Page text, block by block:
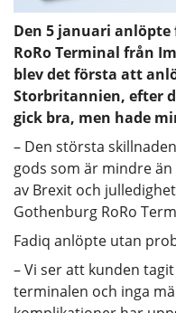
Den 5 januari
RoRo Terminal från
blev det första att
Storbritannien, efter
gick bra, men hade
– Den största
gods som är mindre
av Brexit och
Gothenburg RoRo
Fadiq anlöpte utan
– Vi ser att kunden
terminalen och inga